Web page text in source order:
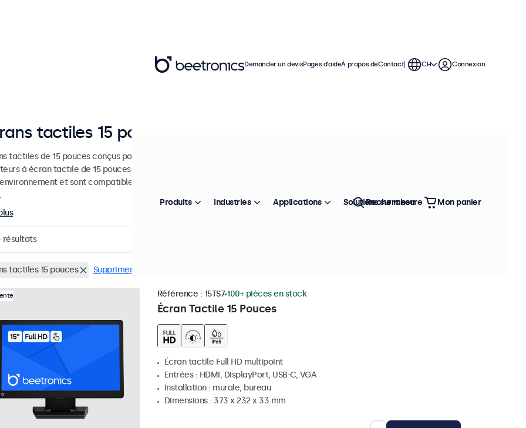
tactiles 15 pouces
tactiles de 15 pouces conçus pour les applications professionnelles et une utilisation continue. Ces
à écran tactile de 15 pouces sont faciles à intégrer dans n'importe quelle application et n'importe
et sont compatibles avec les systèmes d'exploitation Windows, macOS, ChromeOS et
résultats
tactiles 15 pouces Supprimer tous les filtres
Écran Tactile 15 Pouces
Référence : 15TS7 100+ pièces en stock
Écran tactile Full HD multipoint
Entrées : HDMI, DisplayPort, USB-C, VGA
Installation : murale, bureau
Dimensions : 373 x 232 x 33 mm
Demander un devisPages d’aideÀ propos deContact CH Connexion
Produits Industries Applications Solutions sur mesure
Rechercher Mon panier